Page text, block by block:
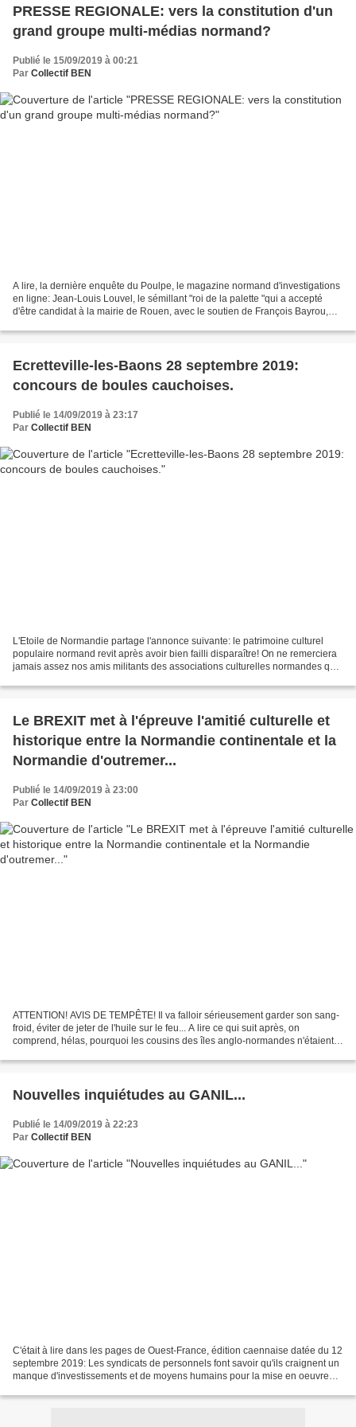
PRESSE REGIONALE: vers la constitution d'un
grand groupe multi-médias normand?
Publié le 15/09/2019 à 00:21
Par Collectif BEN
A lire, la dernière enquête du Poulpe, le magazine normand d'investigations
en ligne: Jean-Louis Louvel, le sémillant "roi de la palette "qui a accepté
d'être candidat à la mairie de Rouen, avec le soutien de François Bayrou,
Ecretteville-les-Baons 28 septembre 2019:
concours de boules cauchoises.
Publié le 14/09/2019 à 23:17
Par Collectif BEN
L'Etoile de Normandie partage l'annonce suivante: le patrimoine culturel
populaire normand revit après avoir bien failli disparaître! On ne remerciera
jamais assez nos amis militants des associations culturelles normandes qui
Le BREXIT met à l'épreuve l'amitié culturelle et
historique entre la Normandie continentale et la
Normandie d'outremer...
Publié le 14/09/2019 à 23:00
Par Collectif BEN
ATTENTION! AVIS DE TEMPÊTE! Il va falloir sérieusement garder son sang-
froid, éviter de jeter de l'huile sur le feu... A lire ce qui suit après, on
comprend, hélas, pourquoi les cousins des îles anglo-normandes n'étaient
Nouvelles inquiétudes au GANIL...
Publié le 14/09/2019 à 22:23
Par Collectif BEN
C'était à lire dans les pages de Ouest-France, édition caennaise datée du 12
septembre 2019: Les syndicats de personnels font savoir qu'ils craignent un
manque d'investissements et de moyens humains pour la mise en oeuvre